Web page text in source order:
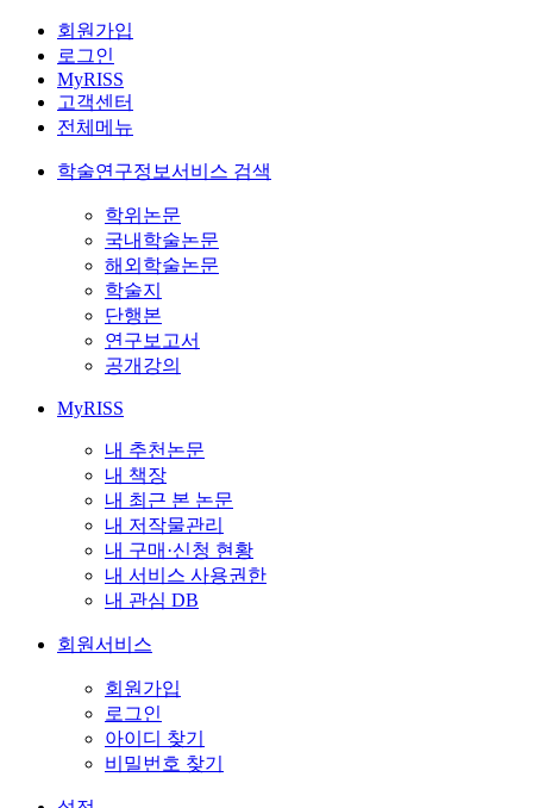
회원가입
로그인
MyRISS
고객센터
전체메뉴
학술연구정보서비스 검색
학위논문
국내학술논문
해외학술논문
학술지
단행본
연구보고서
공개강의
MyRISS
내 추천논문
내 책장
내 최근 본 논문
내 저작물관리
내 구매·신청 현황
내 서비스 사용권한
내 관심 DB
회원서비스
회원가입
로그인
아이디 찾기
비밀번호 찾기